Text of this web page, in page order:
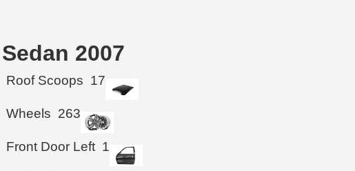
2007
Roof Scoops 17
Wheels 263
Front Door Left 1